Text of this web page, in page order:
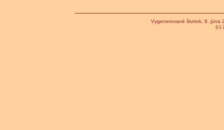
Vygenerované štvrtok, 8. júna
(c)